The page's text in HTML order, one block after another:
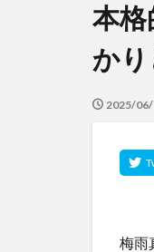
本
かり
2025/
梅雨